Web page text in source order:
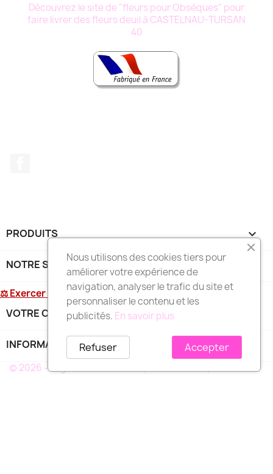
Découvrez le site de "fleurs pour Obsèques" pour
faire livrer des fleurs deuil à CASTELNAU-TURSAN
40
PRODUITS 
NOTRE SOCIÉTÉ
⚖ Exercer mon droit de rétractation
VOTRE COMPTE
INFORMATIONS
© 2026 - Logiciel e-commerce par PrestaShop™
Nous utilisons des cookies tiers pour
améliorer votre expérience de
navigation, analyser le trafic du site et
personnaliser le contenu et les
publicités. En savoir plus
Accepter
Refuser